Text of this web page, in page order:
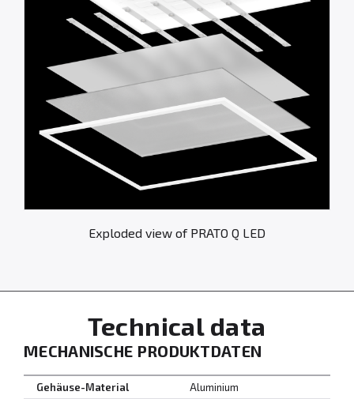
Exploded view of PRATO Q LED
Technical data
MECHANISCHE PRODUKTDATEN
Gehäuse-Material Aluminium